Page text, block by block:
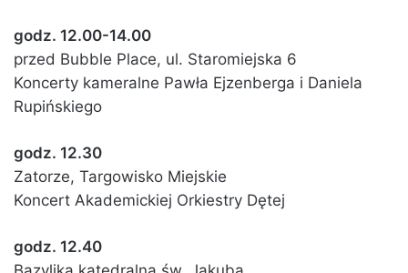
godz. 12.00-14.00
przed Bubble Place, ul. Staromiejska 6
Koncerty kameralne Pawła Ejzenberga i Daniela
Rupińskiego
godz. 12.30
Zatorze, Targowisko Miejskie
Koncert Akademickiej Orkiestry Dętej
godz. 12.40